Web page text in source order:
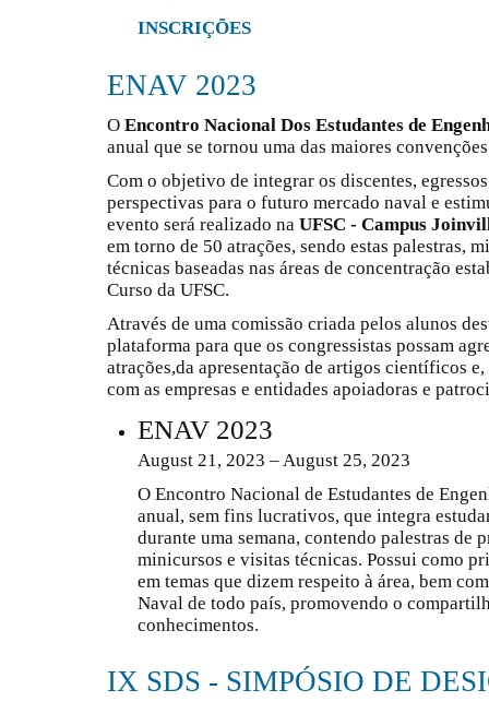
INSCRIÇÕES
ENAV 2023
O Encontro Nacional Dos Estudantes de
anual que se tornou uma das maiores
Com o objetivo de integrar os discentes,
perspectivas para o futuro mercado naval e
evento será realizado na UFSC - Campus
em torno de 50 atrações, sendo estas palestras,
técnicas baseadas nas áreas de concentração
Curso da UFSC.
Através de uma comissão criada pelos alunos
plataforma para que os congressistas possam
atrações,da apresentação de artigos científicos
com as empresas e entidades apoiadoras e
ENAV 2023
August 21, 2023 – August 25, 2023
O Encontro Nacional de Estudantes de
anual, sem fins lucrativos, que integra
durante uma semana, contendo palestras de
minicursos e visitas técnicas. Possui como
em temas que dizem respeito à área, bem
Naval de todo país, promovendo o
conhecimentos.
IX SDS - SIMPÓSIO DE